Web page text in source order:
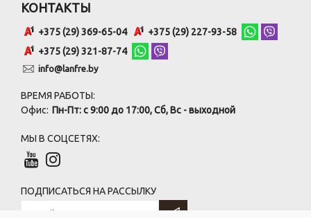
КОНТАКТЫ
+375 (29) 369-65-04
+375 (29) 227-93-58
+375 (29) 321-87-74
info@lanfre.by
ВРЕМЯ РАБОТЫ:
Офис: Пн-Пт: с 9:00 до 17:00, Сб, Вс - выходной
МЫ В СОЦСЕТЯХ:
ПОДПИСАТЬСЯ НА РАССЫЛКУ